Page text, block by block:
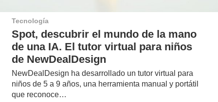
Tecnología
Spot, descubrir el mundo de la mano
de una IA. El tutor virtual para niños
de NewDealDesign
NewDealDesign ha desarrollado un tutor virtual para
niños de 5 a 9 años, una herramienta manual y portátil
que reconoce…